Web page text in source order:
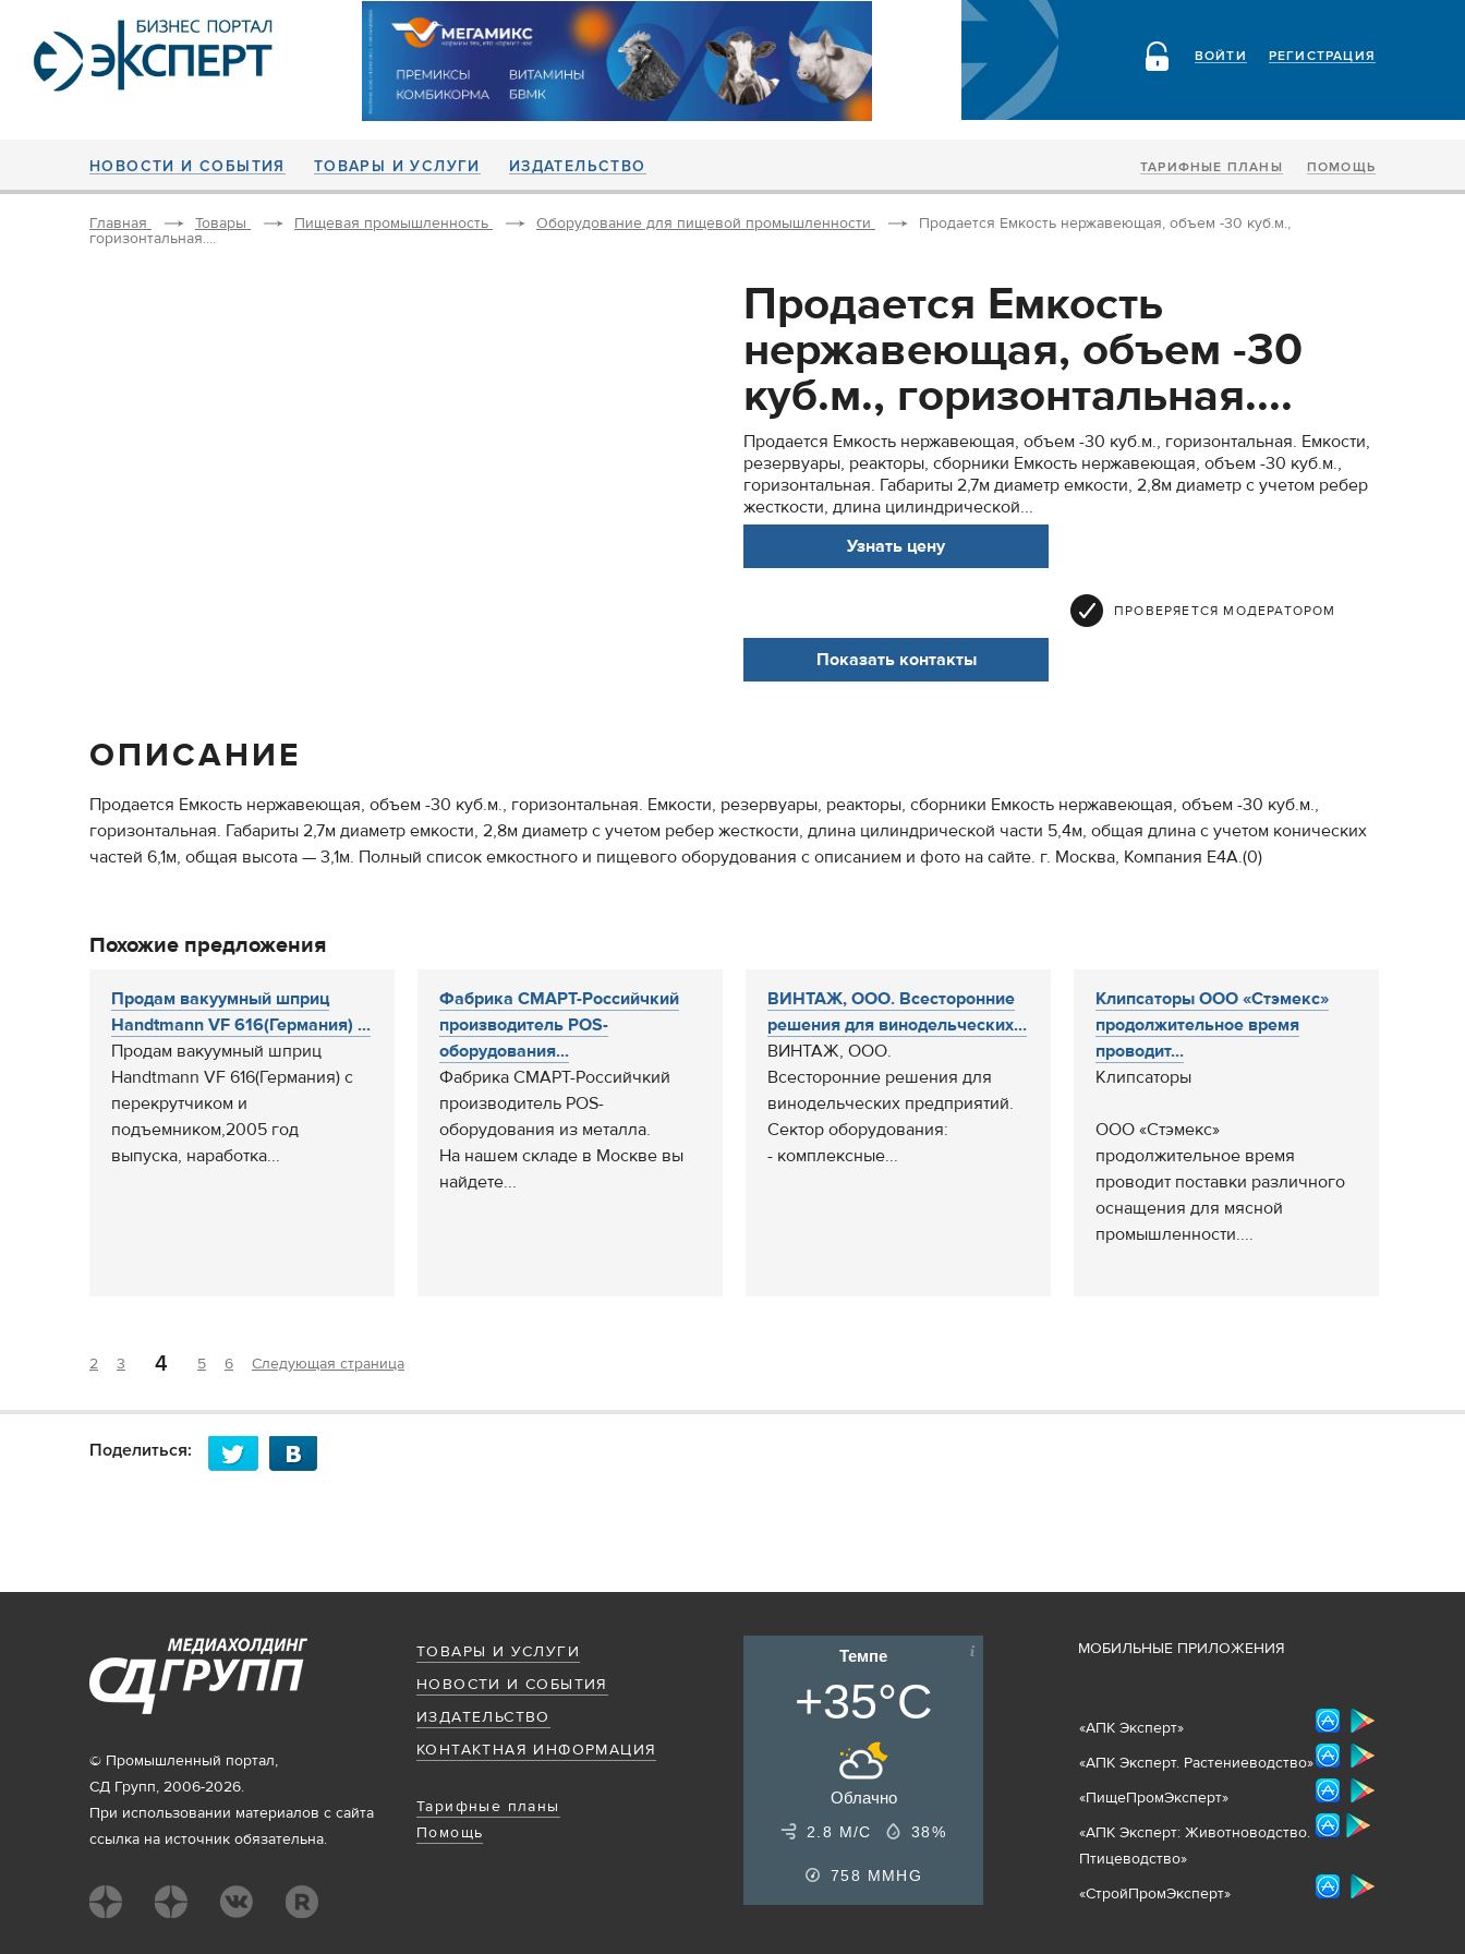
РЕГИСТРАЦИЯ
ВОЙТИ
НОВОСТИ И СОБЫТИЯ ТОВАРЫ И УСЛУГИ ИЗДАТЕЛЬСТВО ТАРИФНЫЕ ПЛАНЫ ПОМОЩЬ
Главная Товары Пищевая промышленность Оборудование для пищевой промышленности Продается Емкость нержавеющая, объем -30 куб.м.,
горизонтальная....
Продается Емкость
нержавеющая, объем -30
куб.м., горизонтальная....
Продается Емкость нержавеющая, объем -30 куб.м., горизонтальная. Емкости,
резервуары, реакторы, сборники Емкость нержавеющая, объем -30 куб.м.,
горизонтальная. Габариты 2,7м диаметр емкости, 2,8м диаметр с учетом ребер
жесткости, длина цилиндрической...
Узнать цену
ПРОВЕРЯЕТСЯ МОДЕРАТОРОМ
Показать контакты
ОПИСАНИЕ
Продается Емкость нержавеющая, объем -30 куб.м., горизонтальная. Емкости, резервуары, реакторы, сборники Емкость нержавеющая, объем -30 куб.м.,
горизонтальная. Габариты 2,7м диаметр емкости, 2,8м диаметр с учетом ребер жесткости, длина цилиндрической части 5,4м, общая длина с учетом конических
частей 6,1м, общая высота — 3,1м. Полный список емкостного и пищевого оборудования с описанием и фото на сайте. г. Москва, Компания Е4А.(0)
Похожие предложения
Продам вакуумный шприц
Handtmann VF 616(Германия) ...
Продам вакуумный шприц
Handtmann VF 616(Германия) с
перекрутчиком и
подъемником,2005 год
выпуска, наработка...
Фабрика СМАРТ-Российчкий
производитель POS-
оборудования...
Фабрика СМАРТ-Российчкий
производитель POS-
оборудования из металла.
На нашем складе в Москве вы
найдете...
ВИНТАЖ, ООО. Всесторонние
решения для винодельческих...
ВИНТАЖ, ООО.
Всесторонние решения для
винодельческих предприятий.
Сектор оборудования:
- комплексные...
Клипсаторы ООО «Стэмекс»
продолжительное время
проводит...
Клипсаторы
ООО «Стэмекс»
продолжительное время
проводит поставки различного
оснащения для мясной
промышленности....
2 3 4 5 6 Следующая страница
Поделиться:
ТОВАРЫ И УСЛУГИ
НОВОСТИ И СОБЫТИЯ
ИЗДАТЕЛЬСТВО
КОНТАКТНАЯ ИНФОРМАЦИЯ
Тарифные планы
Помощь
© Промышленный портал,
СД Групп, 2006-2026.
При использовании материалов с сайта
ссылка на источник обязательна.
Темпе
+35°C
Облачно
2.8 М/С 38%
758 MMHG
МОБИЛЬНЫЕ ПРИЛОЖЕНИЯ
«АПК Эксперт»
«АПК Эксперт. Растениеводство»
«ПищеПромЭксперт»
«АПК Эксперт: Животноводство.
Птицеводство»
«СтройПромЭксперт»